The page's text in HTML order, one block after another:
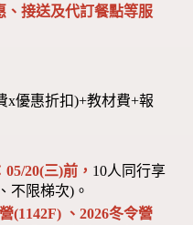
、接送及代訂餐點等服
x優惠折扣)+教材費+報
20(三)前， 10人同行享
不限梯次)。
(1142F) 、2026冬令營